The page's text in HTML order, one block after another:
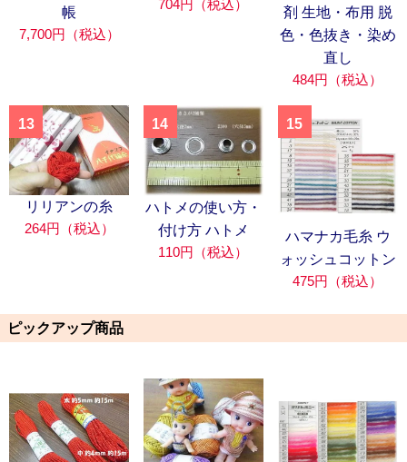
帳
7,700円（税込）
704円（税込）
剤 生地・布用 脱
色・色抜き・染め
直し
484円（税込）
13
リリアンの糸
264円（税込）
14
ハトメの使い方・
付け方 ハトメ
110円（税込）
15
ハマナカ毛糸 ウ
ォッシュコットン
475円（税込）
ピックアップ商品